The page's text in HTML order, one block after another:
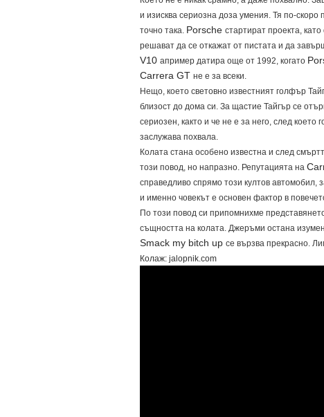
и изисква сериозна доза умения. Тя по-
точно така. Porsche стартират проекта,
решават да се откажат от пистата и да
V10 апример датира още от 1992, когато
Carrera GT не е за всеки.
Нещо, което световно известният голфър
близост до дома си. За щастие Тайгър се
сериозен, както и че не е за него, след което
заслужава похвала.
Колата стана особено известна и след
този повод, но напразно. Репутацията на
справедливо спрямо този култов автомобил,
и именно човекът е основен фактор в
По този повод си припомнихме
същността на колата. Джеръми остана
Smack my bitch up се вързва прекрасно.
Колаж: jalopnik.com